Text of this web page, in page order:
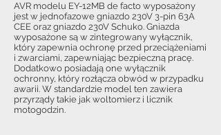
AVR modelu EY-12MB de facto wyposażony
jest w jednofazowe gniazdo 230V 3-pin 63A
CEE oraz gniazdo 230V Schuko. Gniazda
wyposażone są w zintegrowany wyłącznik,
który zapewnia ochronę przed przeciążeniami
i zwarciami, zapewniając bezpieczną pracę.
Dodatkowo posiadają one wyłącznik
ochronny, który rozłącza obwód w przypadku
awarii. W standardzie model ten zawiera
przyrządy takie jak woltomierz i licznik
motogodzin.